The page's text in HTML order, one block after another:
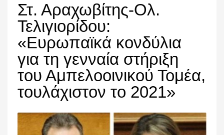
Στ. Αραχωβίτης-Ολ.
Τελιγιορίδου:
«Ευρωπαϊκά κονδύλια
για τη γενναία στήριξη
του Αμπελοοινικού Τομέα,
τουλάχιστον το 2021»